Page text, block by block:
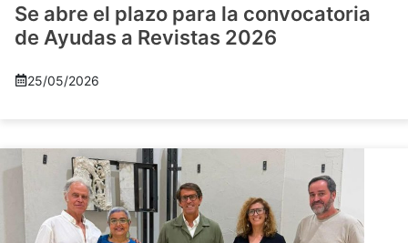
Se abre el plazo para la convocatoria
de Ayudas a Revistas 2026
25/05/2026